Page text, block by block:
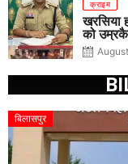
क्राइम
खरसिया
को
बिलासपुर